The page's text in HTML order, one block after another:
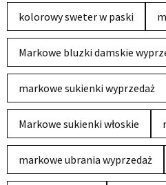
kolorowy sweter w paski
Markowe bluzki damskie
markowe sukienki wyprzedaż
Markowe sukienki włoskie
markowe ubrania wyprzedaż